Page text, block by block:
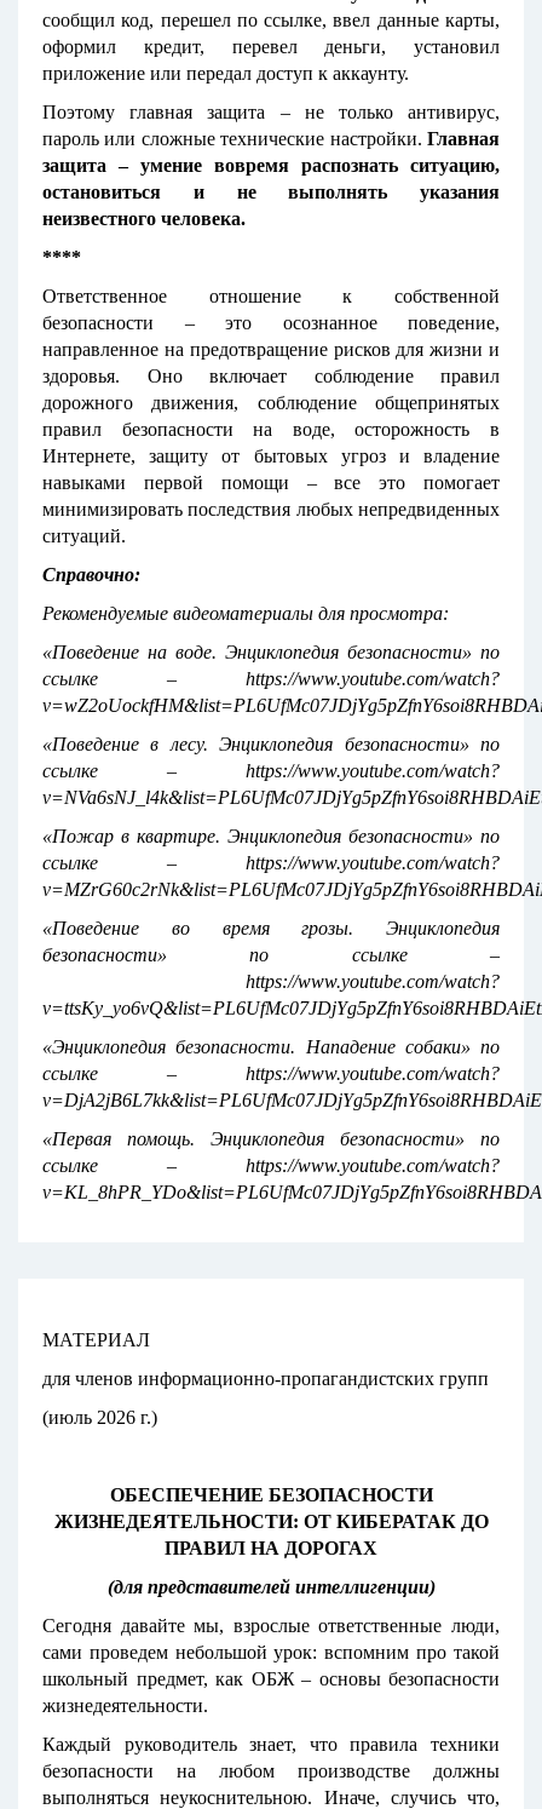
сообщил код, перешел по ссылке, ввел данные карты,
оформил кредит, перевел деньги, установил
приложение или передал доступ к аккаунту.
Поэтому главная защита – не только антивирус,
пароль или сложные технические настройки. Главная
защита – умение вовремя распознать ситуацию,
остановиться и не выполнять указания
неизвестного человека.
****
Ответственное отношение к собственной
безопасности – это осознанное поведение,
направленное на предотвращение рисков для жизни и
здоровья. Оно включает соблюдение правил
дорожного движения, соблюдение общепринятых
правил безопасности на воде, осторожность в
Интернете, защиту от бытовых угроз и владение
навыками первой помощи – все это помогает
минимизировать последствия любых непредвиденных
ситуаций.
Справочно:
Рекомендуемые видеоматериалы для просмотра:
«Поведение на воде. Энциклопедия безопасности» по
ссылке – https://www.youtube.com/watch?
«Поведение в лесу. Энциклопедия безопасности» по
ссылке – https://www.youtube.com/watch?
«Пожар в квартире. Энциклопедия безопасности» по
ссылке – https://www.youtube.com/watch?
«Поведение во время грозы. Энциклопедия
безопасности» по ссылке –
https://www.youtube.com/watch?
«Энциклопедия безопасности. Нападение собаки» по
ссылке – https://www.youtube.com/watch?
«Первая помощь. Энциклопедия безопасности» по
ссылке – https://www.youtube.com/watch?
МАТЕРИАЛ
для членов информационно-пропагандистских групп
(июль 2026 г.)
ОБЕСПЕЧЕНИЕ БЕЗОПАСНОСТИ
ЖИЗНЕДЕЯТЕЛЬНОСТИ: ОТ КИБЕРАТАК ДО
ПРАВИЛ НА ДОРОГАХ
(для представителей интеллигенции)
Сегодня давайте мы, взрослые ответственные люди,
сами проведем небольшой урок: вспомним про такой
школьный предмет, как ОБЖ – основы безопасности
жизнедеятельности.
Каждый руководитель знает, что правила техники
безопасности на любом производстве должны
выполняться неукоснительною. Иначе, случись что,